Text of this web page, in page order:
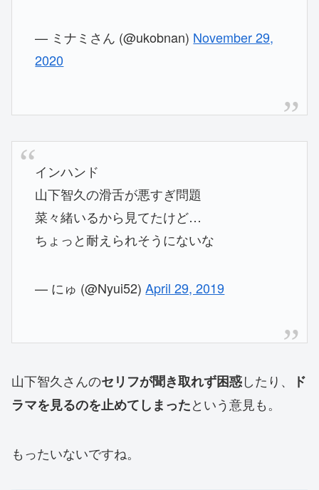
— ミナミさん (@ukobnan) November 29,
2020
インハンド
山下智久の滑舌が悪すぎ問題
菜々緒いるから見てたけど…
ちょっと耐えられそうにないな
— にゅ (@Nyui52)April 29, 2019
山下智久さんのセリフが聞き取れず困惑したり、
ド
ラマを見るのを止めてしまったという意見も。
もったいないですね。